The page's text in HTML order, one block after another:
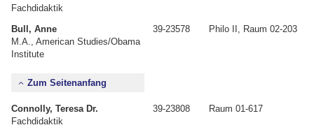
Fachdidaktik
Bull, Anne
M.A., American Studies/Obama
Institute
39-23578 Philo II, Raum 02-203
Zum Seitenanfang
Connolly, Teresa Dr.
Fachdidaktik
39-23808 Raum 01-617